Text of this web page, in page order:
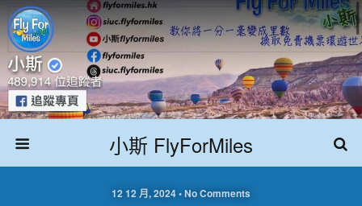
小斯 FlyForMiles
12 12 月, 2024 • No Comments